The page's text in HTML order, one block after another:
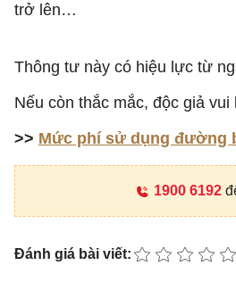
trở lên…
Thông tư này có hiệu lực từ
Nếu còn thắc mắc, độc giả
>> Mức phí sử dụng đường
1900 6192
Đánh giá bài viết: